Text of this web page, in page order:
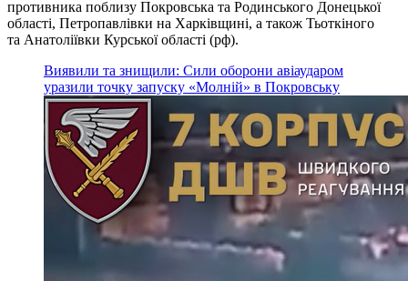
противника поблизу Покровська та Родинського Донецької
області, Петропавлівки на Харківщині, а також Тьоткіного
та Анатоліївки Курської області (рф).
Виявили та знищили: Сили оборони авіаударом
уразили точку запуску «Молній» в Покровську